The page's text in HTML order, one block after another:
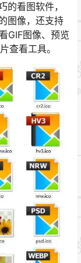
的看图软件，
图像，还支持
GIF图像、预览
查看工具。